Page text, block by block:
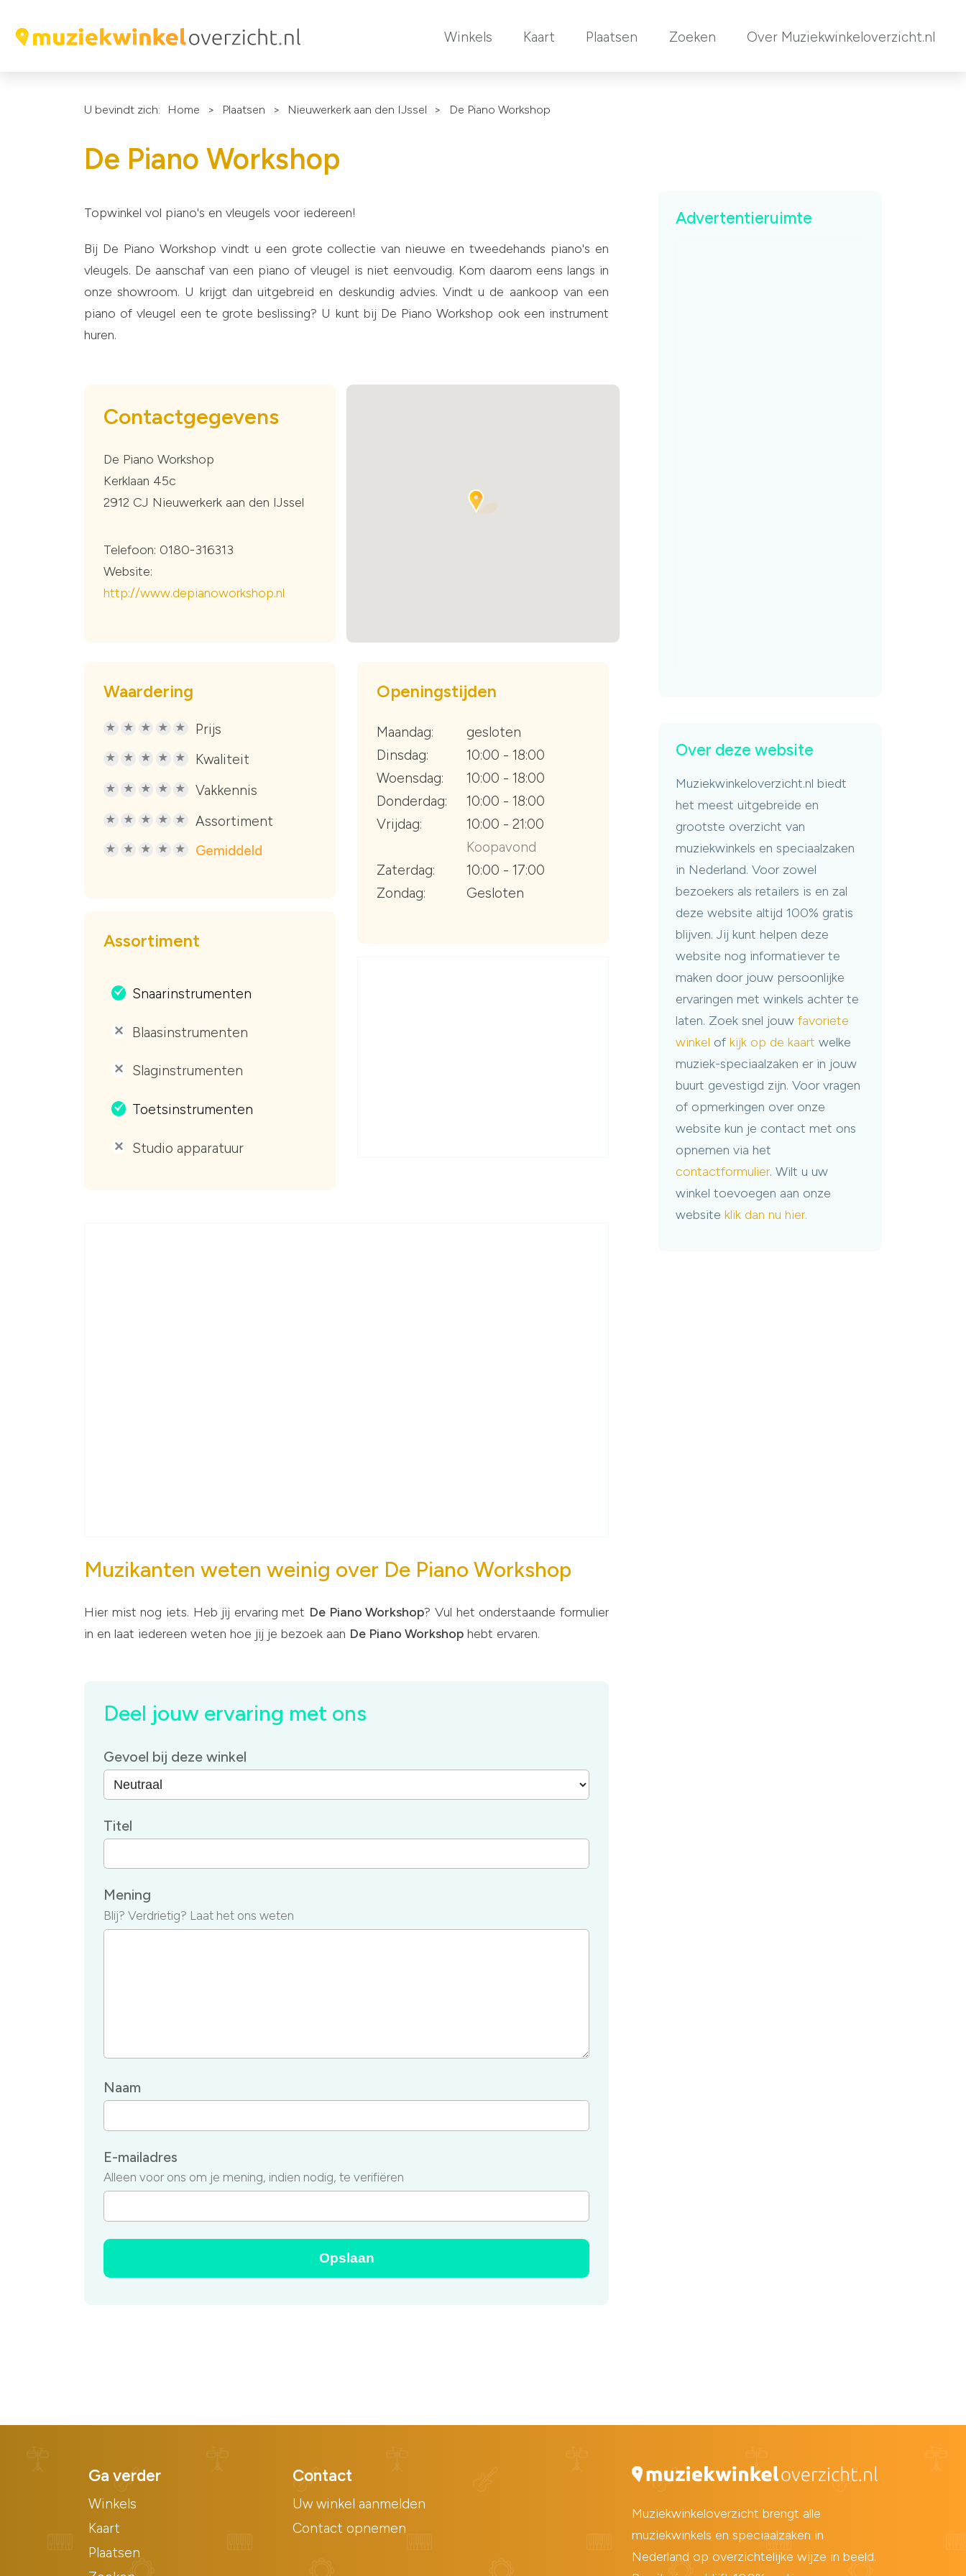
Winkels Kaart Plaatsen Zoeken Over Muziekwinkeloverzicht.nl
U bevindt zich: Home > Plaatsen > Nieuwerkerk aan den IJssel > De Piano Workshop
De Piano Workshop
Topwinkel vol piano's en vleugels voor iedereen!
Bij De Piano Workshop vindt u een grote collectie van nieuwe en tweedehands piano's en
vleugels. De aanschaf van een piano of vleugel is niet eenvoudig. Kom daarom eens langs in
onze showroom. U krijgt dan uitgebreid en deskundig advies. Vindt u de aankoop van een
piano of vleugel een te grote beslissing? U kunt bij De Piano Workshop ook een instrument
huren.
Contactgegevens
De Piano Workshop
Kerklaan 45c
2912 CJ Nieuwerkerk aan den IJssel
Telefoon: 0180-316313
Website:
http://www.depianoworkshop.nl
Waardering
R R R R R Prijs
R R R R R Kwaliteit
R R R R R Vakkennis
R R R R R Assortiment
R R R R R Gemiddeld
Assortiment
. Snaarinstrumenten
' Blaasinstrumenten
' Slaginstrumenten
. Toetsinstrumenten
' Studio apparatuur
Openingstijden
Maandag:
gesloten
Dinsdag:
10:00 - 18:00
Woensdag:
10:00 - 18:00
Donderdag:
10:00 - 18:00
Vrijdag:
10:00 - 21:00
Koopavond
Zaterdag:
10:00 - 17:00
Zondag:
Gesloten
Muzikanten weten weinig over De Piano Workshop
Hier mist nog iets. Heb jij ervaring met De Piano Workshop? Vul het onderstaande formulier
in en laat iedereen weten hoe jij je bezoek aan De Piano Workshop hebt ervaren.
Deel jouw ervaring met ons
Gevoel bij deze winkel
Titel
Mening
Blij? Verdrietig? Laat het ons weten
Naam
E-mailadres
Alleen voor ons om je mening, indien nodig, te verifiëren
Advertentieruimte
Over deze website
Muziekwinkeloverzicht.nl biedt
het meest uitgebreide en
grootste overzicht van
muziekwinkels en speciaalzaken
in Nederland. Voor zowel
bezoekers als retailers is en zal
deze website altijd 100% gratis
blijven. Jij kunt helpen deze
website nog informatiever te
maken door jouw persoonlijke
ervaringen met winkels achter te
laten. Zoek snel jouwfavoriete
winkel ofkijk op de kaart welke
muziek-speciaalzaken er in jouw
buurt gevestigd zijn. Voor vragen
of opmerkingen over onze
website kun je contact met ons
opnemen via het
contactformulier. Wilt u uw
winkel toevoegen aan onze
websiteklik dan nu hier.
Ga verder
Winkels
Kaart
Plaatsen
Contact
Uw winkel aanmelden
Contact opnemen
Muziekwinkeloverzicht brengt alle
muziekwinkels en speciaalzaken in
Nederland op overzichtelijke wijze in beeld.